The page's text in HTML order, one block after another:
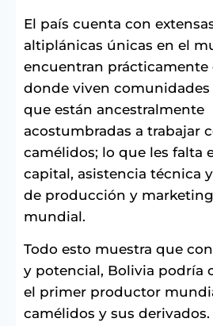
El país cuenta con
altiplánicas únicas en el
encuentran prácticamente
donde viven comunidades
que están ancestralmente
acostumbradas a trabajar
camélidos; lo que les falta
capital, asistencia técnica
de producción y
mundial.
Todo esto muestra que
y potencial, Bolivia podría
el primer productor
camélidos y sus derivados.